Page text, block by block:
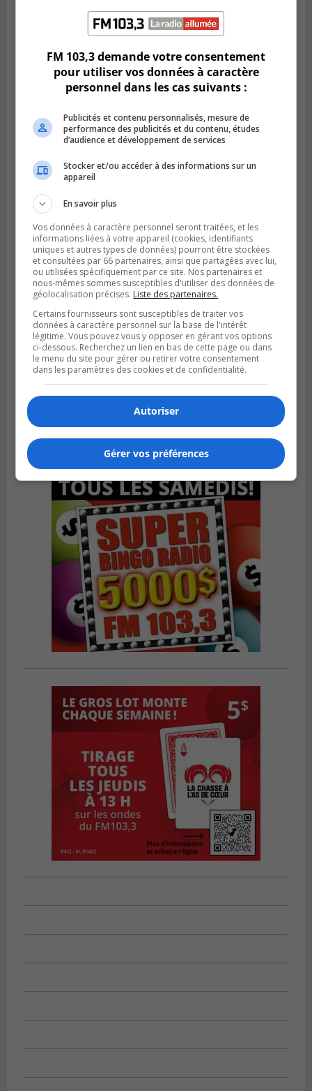
LA PRAIRIE
Le mur du rempart de La Prairie retrouve
sa jeunesse
SAINT-CONSTANT
Publié le 4 août 2026 à 14h02
Saint-Constant signe une nouvelle
convention pour le bien de la population
FM 103,3 demande votre consentement
pour utiliser vos données à caractère
personnel dans les cas suivants :
Publicités et contenu personnalisés, mesure de
performance des publicités et du contenu, études
d’audience et développement de services
Stocker et/ou accéder à des informations sur un
appareil
En savoir plus
Vos données à caractère personnel seront traitées, et les
informations liées à votre appareil (cookies, identifiants
uniques et autres types de données) pourront être stockées
et consultées par 66 partenaires, ainsi que partagées avec lui,
ou utilisées spécifiquement par ce site. Nos partenaires et
nous-mêmes sommes susceptibles d'utiliser des données de
géolocalisation précises. Liste des partenaires.
Certains fournisseurs sont susceptibles de traiter vos
données à caractère personnel sur la base de l'intérêt
légitime. Vous pouvez vous y opposer en gérant vos options
ci-dessous. Recherchez un lien en bas de cette page ou dans
le menu du site pour gérer ou retirer votre consentement
dans les paramètres des cookies et de confidentialité.
Autoriser
Gérer vos préférences